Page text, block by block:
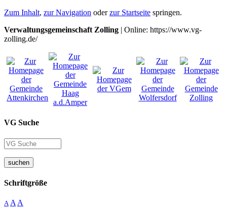
Zum Inhalt, zur Navigation oderzur Startseite springen.
Verwaltungsgemeinschaft Zolling | Online: https://www.vg-
zolling.de/
VG Suche
suchen
Schriftgröße
A A A